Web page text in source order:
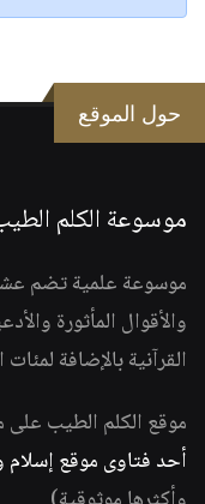
حول الموقع
موسوعة الكلم
موسوعة علمية تضم
والأقوال المأثورة
القرآنية بالإضافة
موقع الكلم الطيب على
أحد فتاوى موقع